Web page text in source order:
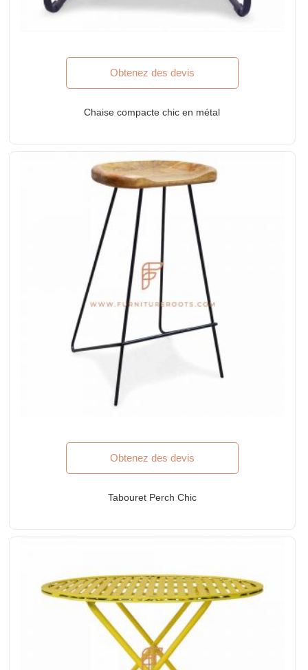
Obtenez des devis
Chaise compacte chic en métal
Obtenez des devis
Tabouret Perch Chic